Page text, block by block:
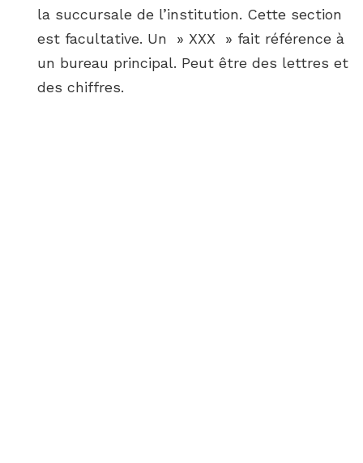
la succursale de l’institution. Cette section
est facultative. Un » XXX » fait référence à
un bureau principal. Peut être des lettres et
des chiffres.